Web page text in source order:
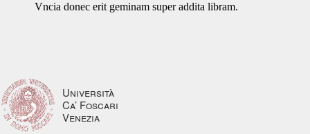
Vncia donec erit geminam super addita libram.
Università
Ca’ Foscari
Venezia